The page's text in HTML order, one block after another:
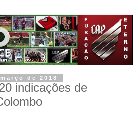
de 2018
indicações de